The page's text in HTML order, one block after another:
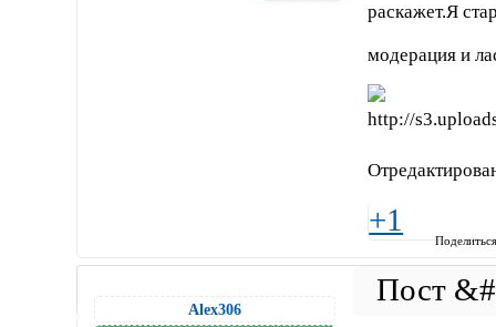
раскажет.Я
модерация и
+1
Alex306